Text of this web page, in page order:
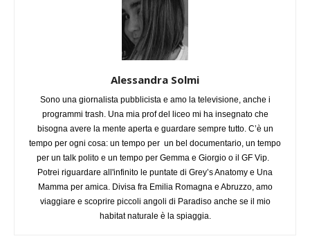
Alessandra Solmi
Sono una giornalista pubblicista e amo la televisione, anche i
programmi trash. Una mia prof del liceo mi ha insegnato che
bisogna avere la mente aperta e guardare sempre tutto. C’è un
tempo per ogni cosa: un tempo per un bel documentario, un tempo
per un talk polito e un tempo per Gemma e Giorgio o il GF Vip.
Potrei riguardare all'infinito le puntate di Grey’s Anatomy e Una
Mamma per amica. Divisa fra Emilia Romagna e Abruzzo, amo
viaggiare e scoprire piccoli angoli di Paradiso anche se il mio
habitat naturale è la spiaggia.